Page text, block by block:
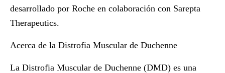
desarrollado por Roche en colaboración con Sarepta
Therapeutics.
Acerca de la Distrofia Muscular de Duchenne
La Distrofia Muscular de Duchenne (DMD) es una